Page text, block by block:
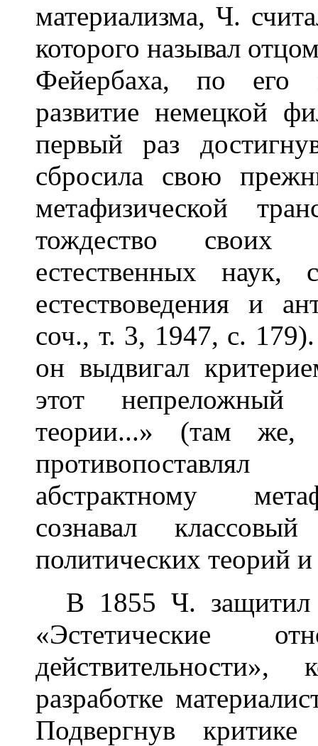
материализма, Ч.
которого называл
Фейербаха, по его
развитие немецкой
первый раз
сбросила свою
метафизической
тождество своих
естественных
естествоведения и
соч., т. 3, 1947, с.
он выдвигал
этот непреложный
теории...» (там
абстрактному
сознавал
политических теорий
В 1855 Ч. защитил
«Эстетические
разработке
Подвергнув критике